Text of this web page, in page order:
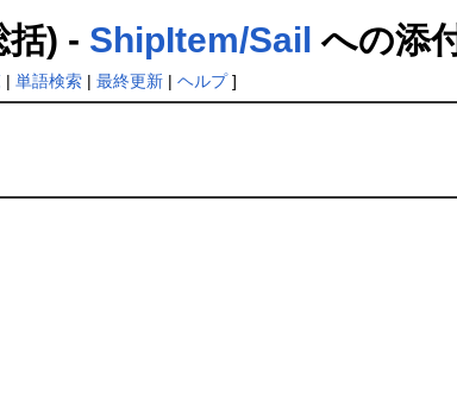
) - ShipItem/Sail への添
| 単語検索| 最終更新| ヘルプ]